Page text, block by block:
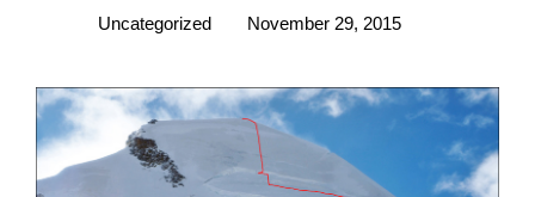
Uncategorized November 29, 2015